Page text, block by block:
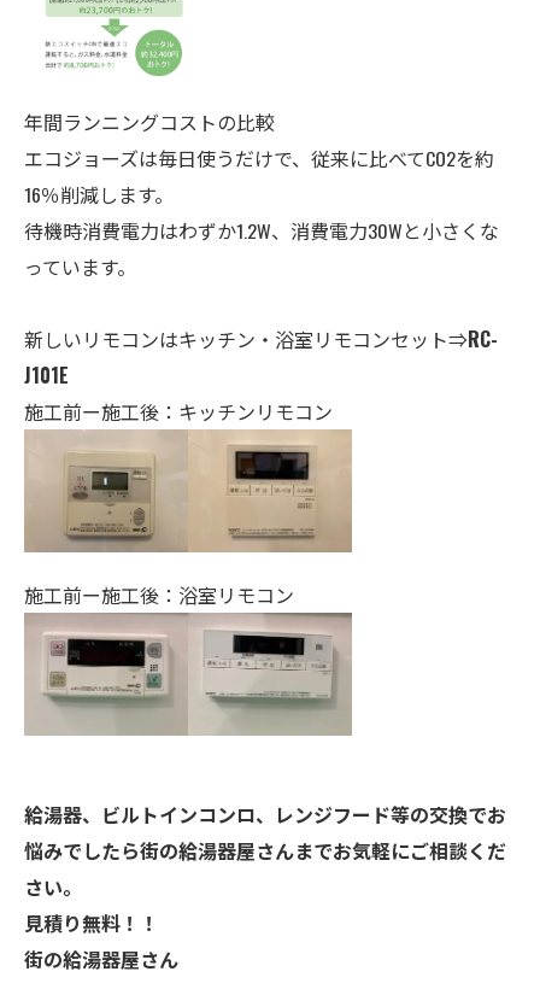
年間ランニングコストの比較
エコジョーズは毎日使うだけで、従来に比べてCO2を約
16％削減します。
待機時消費電力はわずか1.2W、消費電力30Wと小さくな
っています。
新しいリモコンはキッチン・ 浴室リモコンセット⇒RC-
J101E
施工前ー施工後：キッチンリモコン
施工前ー施工後：浴室リモコン
給湯器、ビルトインコンロ、レンジフード等の交換でお
悩みでしたら街の給湯器屋さんまでお気軽にご相談くだ
さい。
見積り無料！！
街の給湯器屋さん